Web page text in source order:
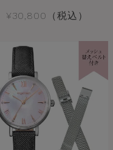
¥30,800（税込）